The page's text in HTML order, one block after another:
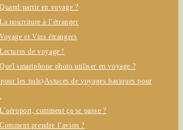
Quand partir en voyage ?
La nourriture à l’étranger
Voyage et Vins étrangers
Lectures de voyage !
Quel smartphone photo utiliser en voyage ?
les nuls Astuces de voyages basiques pour
L’aéroport, comment ça se passe ?
Comment prendre l’avion ?